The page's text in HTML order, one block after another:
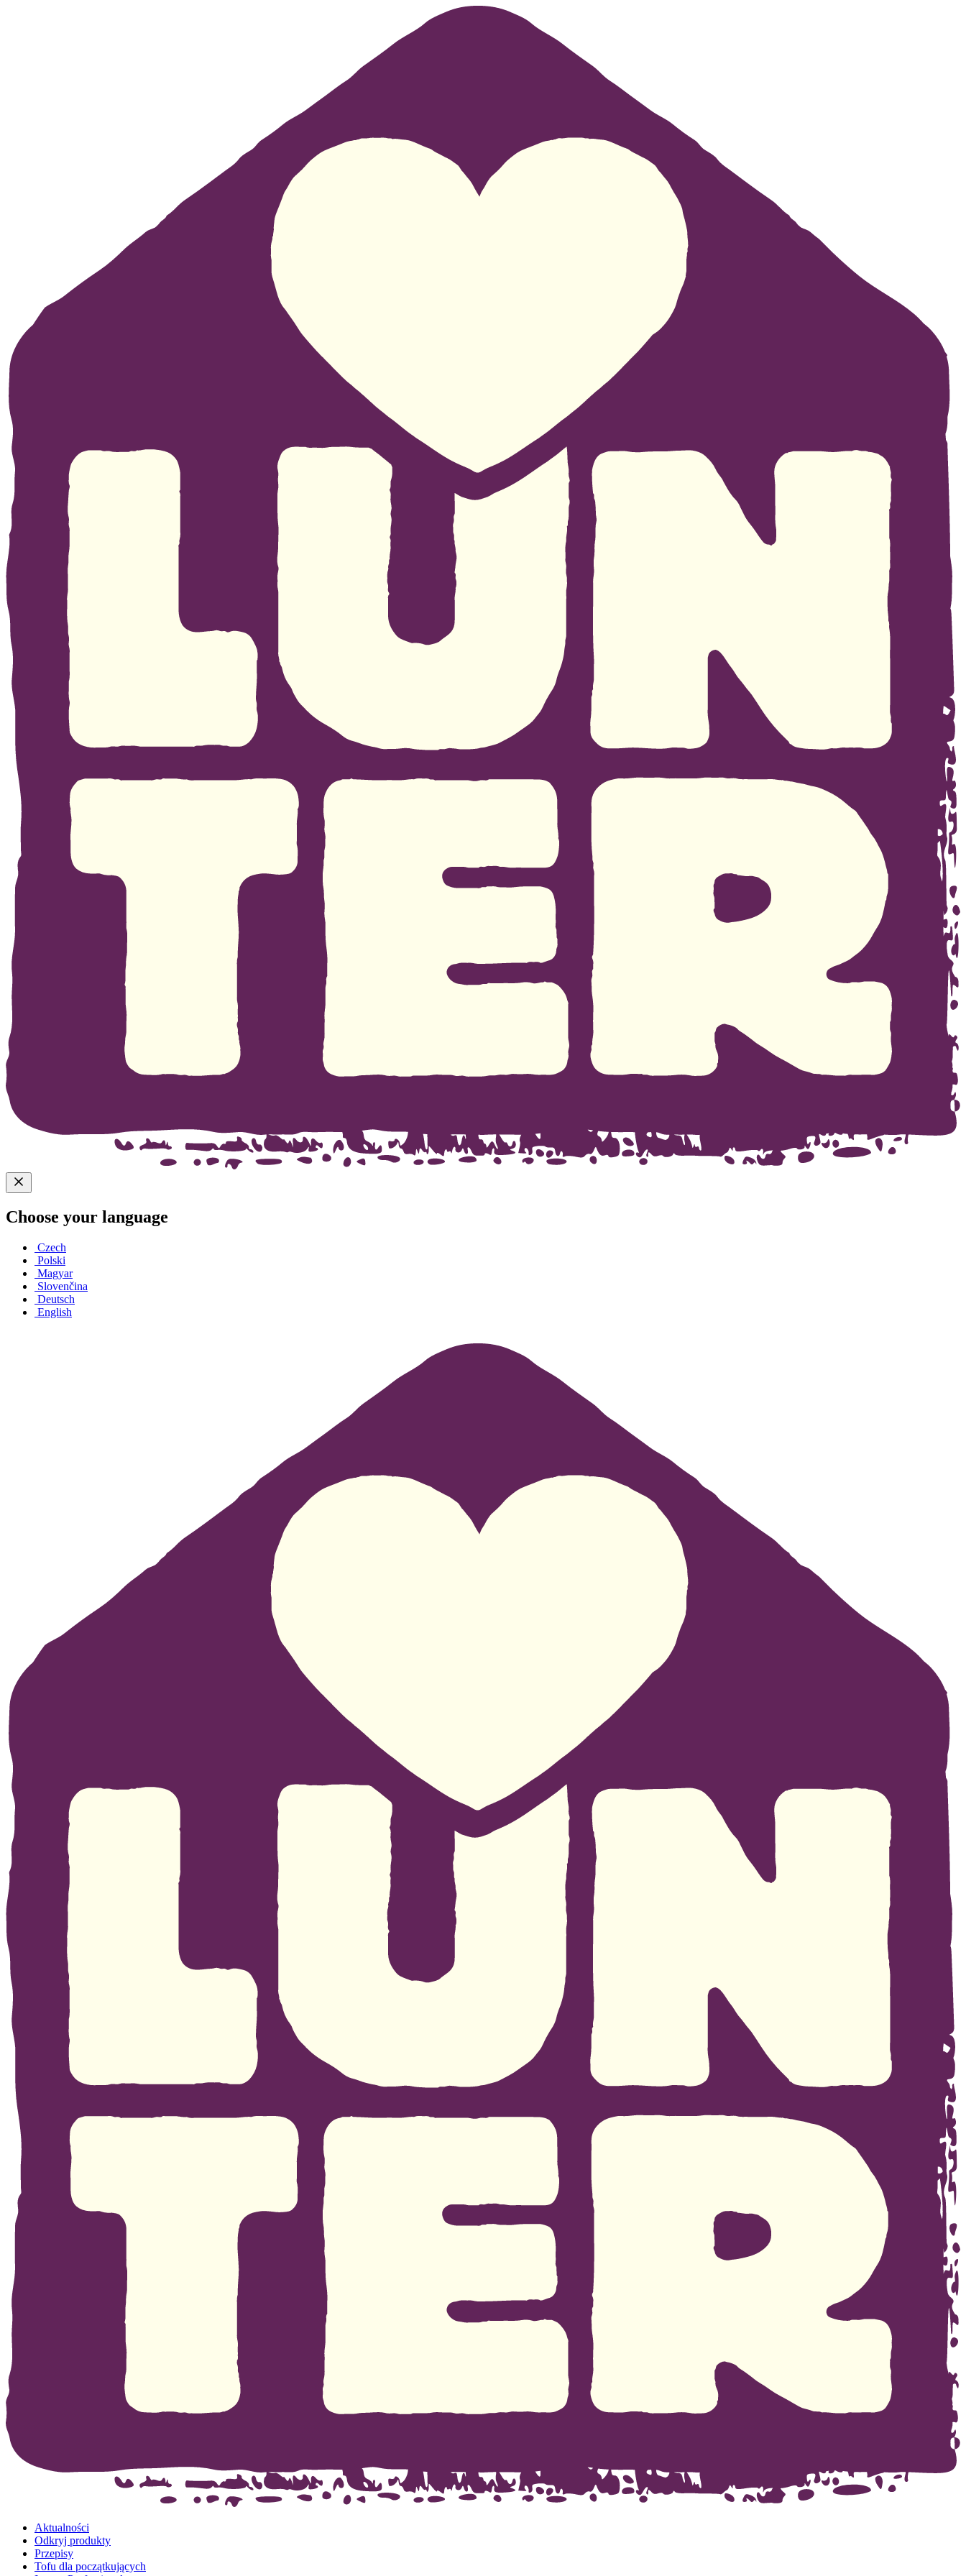
Choose your language
Czech
Polski
Magyar
Slovenčina
Deutsch
English
Aktualności
Odkryj produkty
Przepisy
Tofu dla początkujących